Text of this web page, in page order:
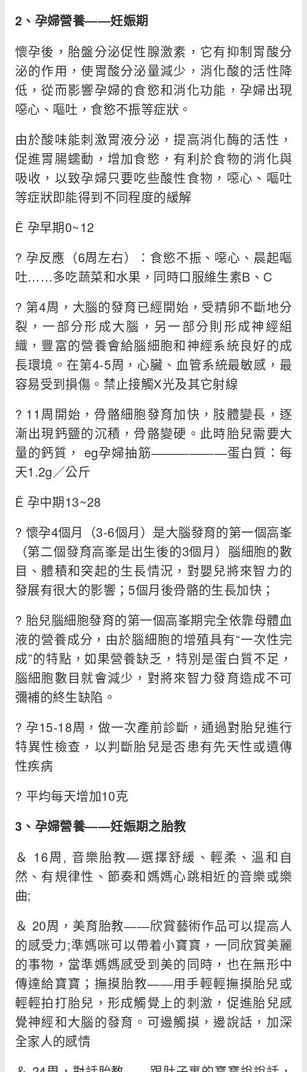
2 、孕婦營養――妊娠期
懷孕後，胎盤分泌促性腺激素，它有抑制胃酸分
泌的作用，使胃酸分泌量減少，消化酸的活性降
低，從而影響孕婦的食慾和消化功能，孕婦出現
噁心、嘔吐，食慾不振等症狀。
由於酸味能刺激胃液分泌，提高消化酶的活性，
促進胃腸蠕動，增加食慾，有利於食物的消化與
吸收，以致孕婦只要吃些酸性食物，噁心、嘔吐
等症狀即能得到不同程度的緩解
Ë 孕早期0~12
? 孕反應（6周左右）：食慾不振、噁心、晨起嘔
吐……多吃蔬菜和水果，同時口服維生素B、C
? 第4周，大腦的發育已經開始，受精卵不斷地分
裂，一部分形成大腦，另一部分則形成神經組
織，豐富的營養會給腦細胞和神經系統良好的成
長環境。在第4-5周，心臟、血管系統最敏感，最
容易受到損傷。禁止接觸X光及其它射線
? 11周開始，骨骼細胞發育加快，肢體變長，逐
漸出現鈣鹽的沉積，骨骼變硬。此時胎兒需要大
量的鈣質， eg孕婦抽筋――――――蛋白質：每
天1.2g／公斤
Ë 孕中期13~28
? 懷孕4個月（3-6個月）是大腦發育的第一個高峯
（第二個發育高峯是出生後的3個月）腦細胞的數
目、體積和突起的生長情況，對嬰兒將來智力的
發展有很大的影響；5個月後骨骼的生長加快；
? 胎兒腦細胞發育的第一個高峯期完全依靠母體血
液的營養成分，由於腦細胞的增殖具有“一次性完
成”的特點，如果營養缺乏，特別是蛋白質不足，
腦細胞數目就會減少，對將來智力發育造成不可
彌補的終生缺陷。
? 孕15-18周，做一次產前診斷，通過對胎兒進行
特異性檢查，以判斷胎兒是否患有先天性或遺傳
性疾病
? 平均每天增加10克
3 、孕婦營養――妊娠期之胎教
＆ 16周, 音樂胎教―選擇舒緩、輕柔、溫和自
然、有規律性、節奏和媽媽心跳相近的音樂或樂
曲;
＆ 20周，美育胎教――欣賞藝術作品可以提高人
的感受力;準媽咪可以帶着小寶寶，一同欣賞美麗
的事物，當準媽媽感受到美的同時，也在無形中
傳達給寶寶；撫摸胎教――用手輕輕撫摸胎兒或
輕輕拍打胎兒，形成觸覺上的刺激，促進胎兒感
覺神經和大腦的發育。可邊觸摸，邊說話，加深
全家人的感情